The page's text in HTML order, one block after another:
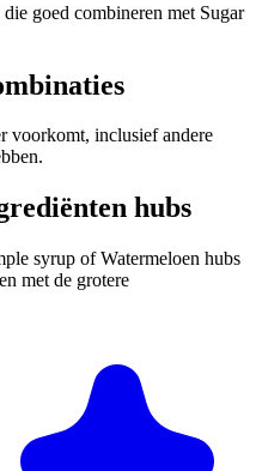
goed combineren met Sugar
voorkomt, inclusief andere
hubs
syrup of Watermeloen hubs
met de grotere